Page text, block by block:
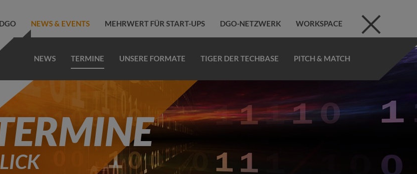
NEWS & EVENTS
NEWS TERMINE UNSERE FORMATE TIGER DER TECHBASE PITCH & MATCH
MEHRWERT FÜR START-UPS DGO-NETZWERK WORKSPACE